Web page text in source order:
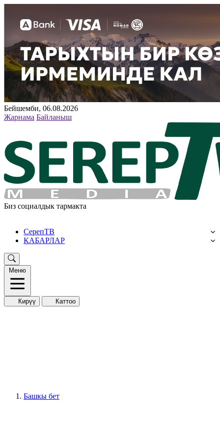
Бейшемби, 06.08.2026
Жарнама Байланыш
Биз социалдык тармакта
СерепТВ
КАБАРЛАР
Меню
Кирүү Каттоо
Башкы бет